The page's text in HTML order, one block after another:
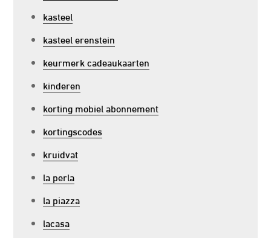
kasteel
kasteel erenstein
keurmerk cadeaukaarten
kinderen
korting mobiel abonnement
kortingscodes
kruidvat
la perla
la piazza
lacasa